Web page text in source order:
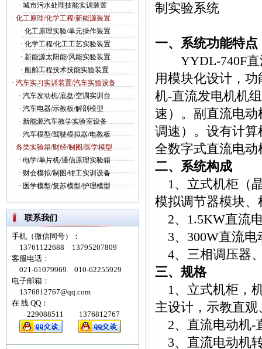
· 城市污水处理技能实训装置
· 化工原理/化学工程/新能源装置
· 化工原理实验/单元操作装置
· 化学工程/化工工艺实验装置
· 新能源太阳能/风能实验装置
· 船舶工程技术技能实验装置
· 汽车实习实训装置/汽车实验设备
· 汽车发动机/底盘/空调实训台
· 汽车电器/示教板/解剖模型
·新能源汽车教学实验室设备
·汽车模型/驾驶模拟器/电教板
· 各类实验箱/财经/制图/医学模型
·电学/单片机/通信原理实验箱
·财会模拟/制图/钳工实训设备
·医学模型/复苏模型/护理模型
联系我们
手机（微信同号）：
13761122688 13795207809
客服电话：
021-61079969 010-62255929
电子邮箱：
1376812767@qq.com
在 线 QQ：
229088511 1376812767
制实验系统
一、系统功能特点
YYDL-740F直
用模块化设计，
机-直流发电机机
速）。副直流电
调速）。设有计
全数字式直流电
二、系统构成
1、立式机柜（
模拟调节器模块
2、1.5KW直流
3、300W直流电
4、三相调压器
三、规格
1、立式机柜，
主设计，示教直
2、直流电动机-
3、直流电动机